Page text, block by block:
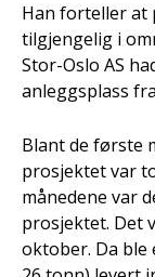
Han forteller at
tilgjengelig i
Stor-Oslo AS
anleggsplass
Blant de første
prosjektet var
månedene var
prosjektet. Det
oktober. Da ble